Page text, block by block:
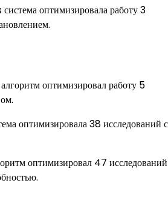
оптимизировала работу 3
оптимизировал работу 5
оптимизировала 38 исследований с
оптимизировал 47 исследований